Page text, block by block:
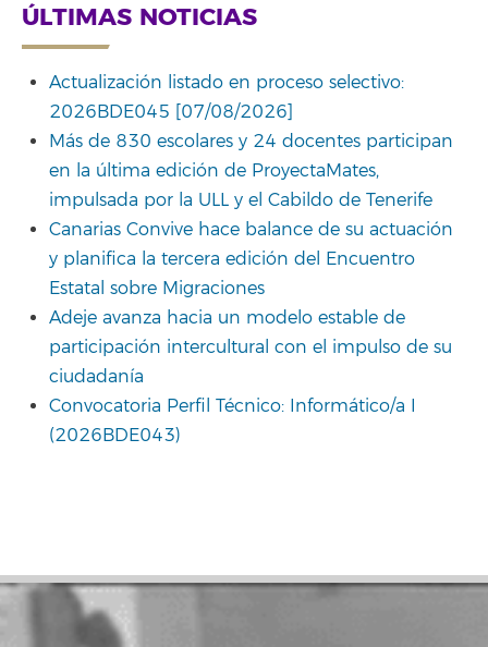
ÚLTIMAS NOTICIAS
Actualización listado en proceso selectivo:
2026BDE045 [07/08/2026]
Más de 830 escolares y 24 docentes participan
en la última edición de ProyectaMates,
impulsada por la ULL y el Cabildo de Tenerife
Canarias Convive hace balance de su actuación
y planifica la tercera edición del Encuentro
Estatal sobre Migraciones
Adeje avanza hacia un modelo estable de
participación intercultural con el impulso de su
ciudadanía
Convocatoria Perfil Técnico: Informático/a I
(2026BDE043)